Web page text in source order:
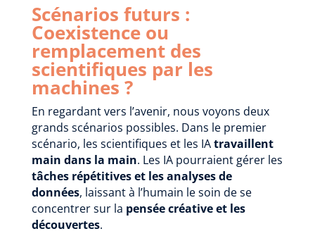
Scénarios futurs :
Coexistence ou
remplacement des
scientifiques par les
machines ?
En regardant vers l’avenir, nous voyons deux
grands scénarios possibles. Dans le premier
scénario, les scientifiques et les IAtravaillent
main dans la main. Les IA pourraient gérer les
tâches répétitives et les analyses de
données, laissant à l’humain le soin de se
concentrer sur la pensée créative et les
découvertes.